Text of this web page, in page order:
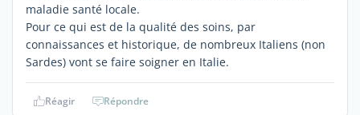
maladie santé locale.
Pour ce qui est de la qualité des soins, par
connaissances et historique, de nombreux Italiens (non
Sardes) vont se faire soigner en Italie.
Réagir Répondre